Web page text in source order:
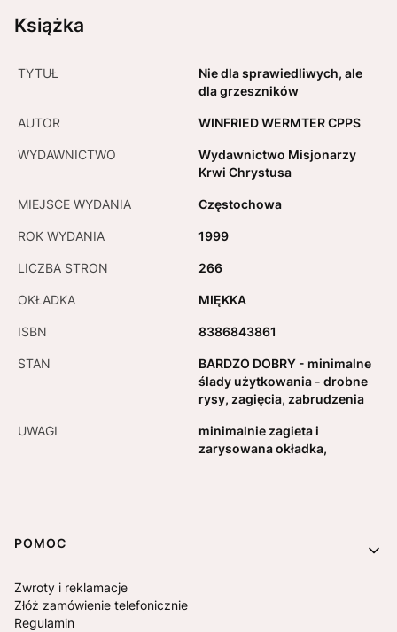
Książka
TYTUŁ
Nie dla sprawiedliwych, ale
dla grzeszników
AUTOR WINFRIED WERMTER CPPS
WYDAWNICTWO
Wydawnictwo Misjonarzy
Krwi Chrystusa
MIEJSCE WYDANIA Częstochowa
ROK WYDANIA 1999
LICZBA STRON 266
OKŁADKA MIĘKKA
ISBN 8386843861
STAN
BARDZO DOBRY - minimalne
ślady użytkowania - drobne
rysy, zagięcia, zabrudzenia
UWAGI
minimalnie zagieta i
zarysowana okładka,
Linki w stopce
POMOC
Zwroty i reklamacje
Złóż zamówienie telefonicznie
Regulamin